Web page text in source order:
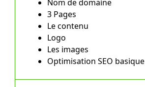
Nom de domaine
3 Pages
Le contenu
Logo
Les images
Optimisation SEO basique